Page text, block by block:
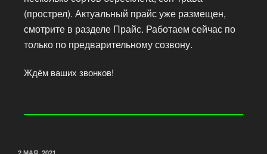
(прострел). Актуальный прайс уже размещен,
смотрите в разделе Прайс. Работаем сейчас по
только по предварительному созвону.
Ждём ваших звонков!